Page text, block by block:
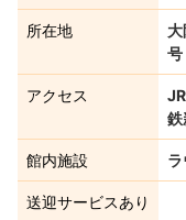
所在地
号
アクセス
鉄
館内施設
送迎サービスあり